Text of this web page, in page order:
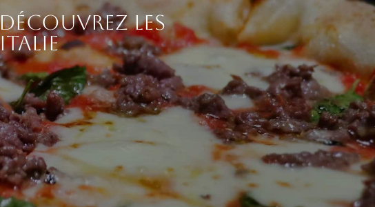
les